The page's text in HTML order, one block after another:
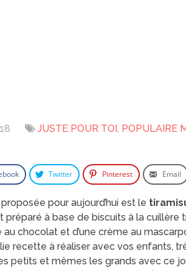
JUSTE POUR TOI, POPULAIRE
Twitter Pinterest Email
pour aujourd’hui est le
préparé à base de biscuits à la cuillère
au chocolat et d’une crème au
recette à réaliser avec vos enfants,
petits et mêmes les grands avec ce